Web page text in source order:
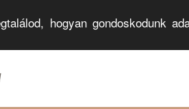
hogyan gondoskodunk